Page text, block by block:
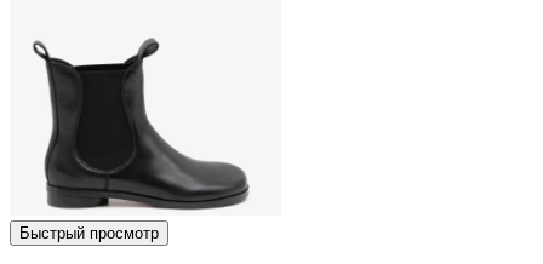
Быстрый просмотр